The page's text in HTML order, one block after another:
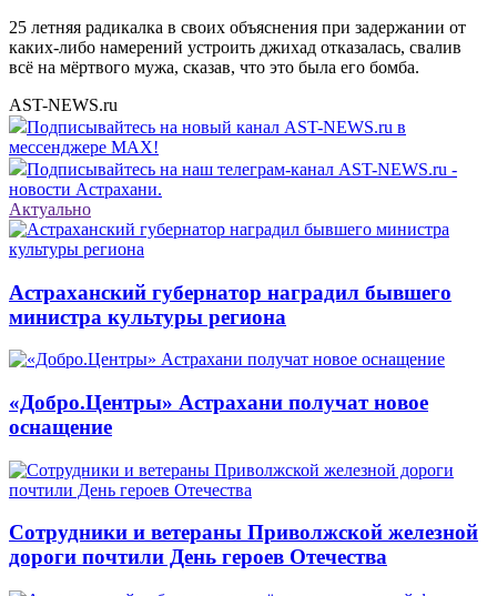
25 летняя радикалка в своих объяснения при задержании от
каких-либо намерений устроить джихад отказалась, свалив
всё на мёртвого мужа, сказав, что это была его бомба.
AST-NEWS.ru
Подписывайтесь на новый канал AST-NEWS.ru в
мессенджере MAX!
Подписывайтесь на наш телеграм-канал AST-NEWS.ru -
новости Астрахани.
Актуально
Астраханский губернатор наградил бывшего
министра культуры региона
«Добро.Центры» Астрахани получат новое
оснащение
Сотрудники и ветераны Приволжской железной
дороги почтили День героев Отечества